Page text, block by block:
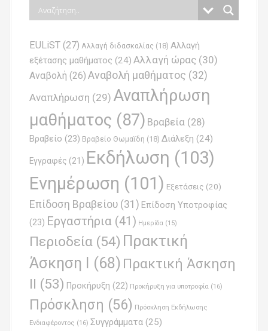
EULiST (27) Αλλαγή διδασκαλίας (18) Αλλαγή
εξέτασης μαθήματος (24) Αλλαγή ώρας (30)
Αναβολή (26) Αναβολή μαθήματος (32)
Αναπλήρωση (29) Αναπλήρωση
μαθήματος (87) Βραβεία (28)
Βραβείο (23) Βραβείο Θωμαϊδη (18) Διάλεξη (24)
Εγγραφές (21) Εκδήλωση (103)
Ενημέρωση (101) Εξετάσεις (20)
Επίδοση Βραβείου (31) Επίδοση Υποτροφίας
(23) Εργαστήρια (41) Ημερίδα (15)
Περιοδεία (54) Πρακτική
Άσκηση Ι
(68) Πρακτική Άσκηση
ΙΙ (53) Προκήρυξη (22) Προκήρυξη για υποτροφία (16)
Πρόσκληση (56) Πρόσκληση Εκδήλωσης
Ενδιαφέροντος (16) Συγγράμματα (25)